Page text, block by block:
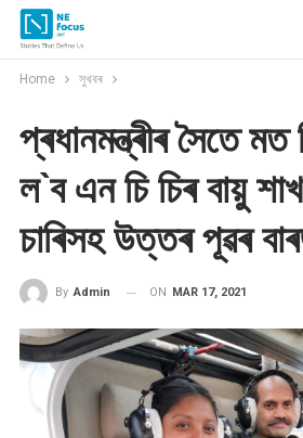
Home সুখবৰ
প্ৰধানমন্ত্ৰীৰ সৈতে
ল`ব এন চি চিৰ বায়ু
চাৰিসহ উত্তৰ পূৱৰ
By Admin ON MAR 17, 2021